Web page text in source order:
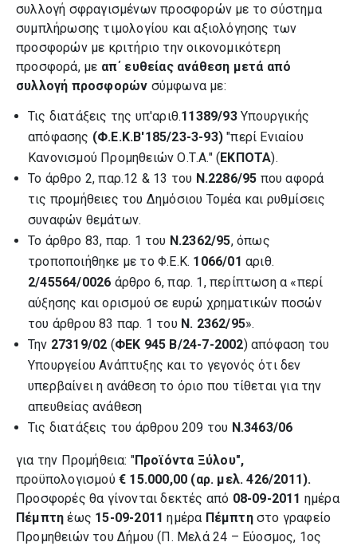
συλλογή σφραγισμένων προσφορών με το σύστημα
συμπλήρωσης τιμολογίου και αξιολόγησης των
προσφορών με κριτήριο την οικονομικότερη
προσφορά, με απ΄ ευθείας ανάθεση μετά από
συλλογή προσφορών σύμφωνα με:
Τις διατάξεις της υπ'αριθ.11389/93Υπουργικής
απόφασης (Φ.Ε.Κ.Β'185/23-3-93) "περί Ενιαίου
Κανονισμού Προμηθειών Ο.Τ.Α." (ΕΚΠΟΤΑ).
Το άρθρο 2, παρ.12 & 13 του Ν.2286/95 που αφορά
τις προμήθειες του Δημόσιου Τομέα και ρυθμίσεις
συναφών θεμάτων.
Το άρθρο 83, παρ. 1 του Ν.2362/95, όπως
τροποποιήθηκε με το Φ.Ε.Κ. 1066/01 αριθ.
2/45564/0026 άρθρο 6, παρ. 1, περίπτωση α «περί
αύξησης και ορισμού σε ευρώ χρηματικών ποσών
του άρθρου 83 παρ. 1 του Ν. 2362/95».
Την 27319/02 (ΦΕΚ 945 Β/24-7-2002) απόφαση του
Υπουργείου Ανάπτυξης και το γεγονός ότι δεν
υπερβαίνει η ανάθεση το όριο που τίθεται για την
απευθείας ανάθεση
Τις διατάξεις του άρθρου 209 του Ν.3463/06
για την Προμήθεια: "Προϊόντα Ξύλου",
προϋπολογισμού € 15.000,00 (αρ. μελ. 426/2011).
Προσφορές θα γίνονται δεκτές από 08-09-2011 ημέρα
Πέμπτηέως 15-09-2011 ημέρα Πέμπτηστο γραφείο
Προμηθειών του Δήμου (Π. Μελά 24 – Εύοσμος, 1ος